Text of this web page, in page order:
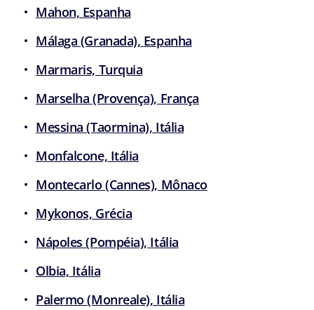
Mahon, Espanha
Málaga (Granada), Espanha
Marmaris, Turquia
Marselha (Provença), França
Messina (Taormina), Itália
Monfalcone, Itália
Montecarlo (Cannes), Mônaco
Mykonos, Grécia
Nápoles (Pompéia), Itália
Olbia, Itália
Palermo (Monreale), Itália